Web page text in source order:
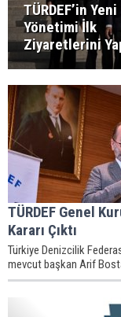
TÜRDEF’in Yeni
Yönetimi İlk
Ziyaretlerini
TÜRDEF Genel
Kararı Çıktı
Türkiye Denizcilik
mevcut başkan Arif